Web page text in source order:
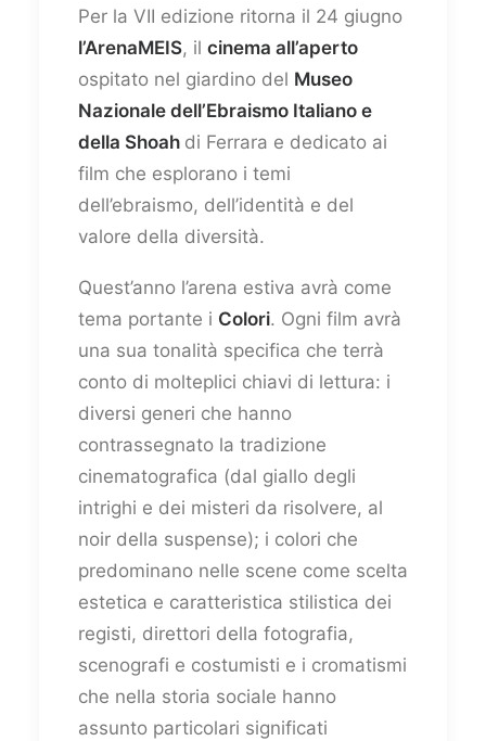
Per la VII edizione ritorna il 24 giugno
l’ArenaMEIS, il cinema all’aperto
ospitato nel giardino del Museo
Nazionale dell’Ebraismo Italiano e
della Shoah di Ferrara e dedicato ai
film che esplorano i temi
dell’ebraismo, dell’identità e del
valore della diversità.
Quest’anno l’arena estiva avrà come
tema portante i Colori. Ogni film avrà
una sua tonalità specifica che terrà
conto di molteplici chiavi di lettura: i
diversi generi che hanno
contrassegnato la tradizione
cinematografica (dal giallo degli
intrighi e dei misteri da risolvere, al
noir della suspense); i colori che
predominano nelle scene come scelta
estetica e caratteristica stilistica dei
registi, direttori della fotografia,
scenografi e costumisti e i cromatismi
che nella storia sociale hanno
assunto particolari significati